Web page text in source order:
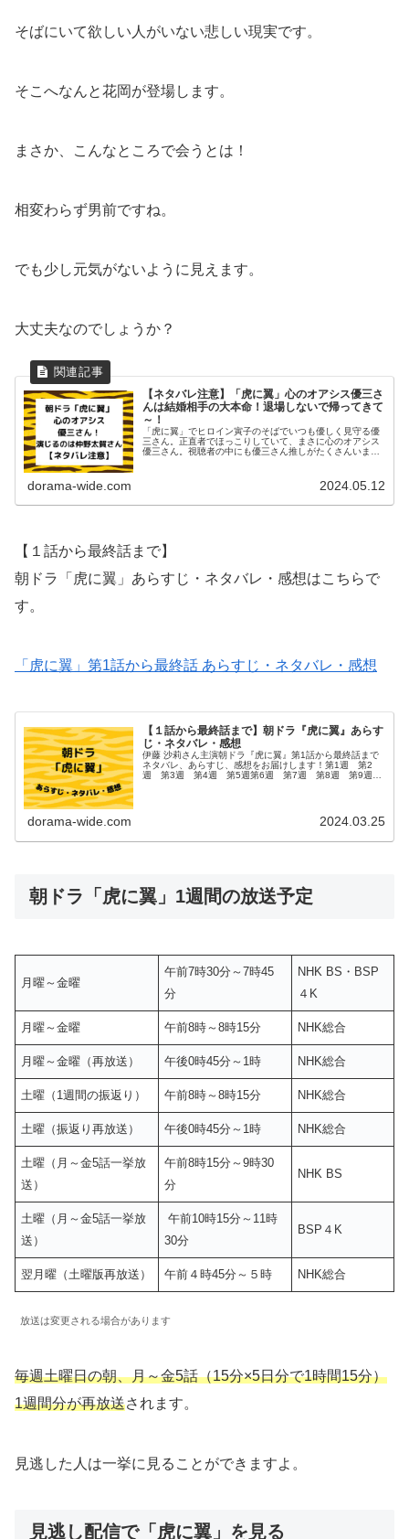
そばにいて欲しい人がいない悲しい現実です。
そこへなんと花岡が登場します。
まさか、こんなところで会うとは！
相変わらず男前ですね。
でも少し元気がないように見えます。
大丈夫なのでしょうか？
【ネタバレ注意】「虎に翼」心のオアシス優三さ
んは結婚相手の大本命！退場しないで帰ってきて
～！
「虎に翼」でヒロイン寅子のそばでいつも優しく見守る優
三さん。正直者でほっこりしていて、まさに心のオアシス
優三さん。視聴者の中にも優三さん推しがたくさんいま
dorama-wide.com 2024.05.12
【１話から最終話まで】
朝ドラ「虎に翼」あらすじ・ネタバレ・感想はこちらで
す。
「虎に翼」第1話から最終話 あらすじ・ネタバレ・感想
【１話から最終話まで】朝ドラ『虎に翼』あらす
じ・ネタバレ・感想
伊藤 沙莉さん主演朝ドラ『虎に翼』第1話から最終話まで
ネタバレ、あらすじ、感想をお届けします！第1週 第2
週 第3週 第4週 第5週第6週 第7週 第8週 第9週
dorama-wide.com 2024.03.25
朝ドラ「虎に翼」1週間の放送予定
月曜～金曜
午前7時30分～7時45
分
NHK BS・BSP
４K
月曜～金曜 午前8時～8時15分 NHK総合
月曜～金曜（再放送） 午後0時45分～1時 NHK総合
土曜（1週間の振返り） 午前8時～8時15分 NHK総合
土曜（振返り再放送） 午後0時45分～1時 NHK総合
土曜（月～金5話一挙放
送）
午前8時15分～9時30
分
NHK BS
土曜（月～金5話一挙放
送）
午前10時15分～11時
30分
BSP４K
翌月曜（土曜版再放送） 午前４時45分～５時 NHK総合
放送は変更される場合があります
毎週土曜日の朝、月～金5話（15分×5日分で1時間15分）
1週間分が再放送されます。
見逃した人は一挙に見ることができますよ。
見逃し配信で「虎に翼」を見る